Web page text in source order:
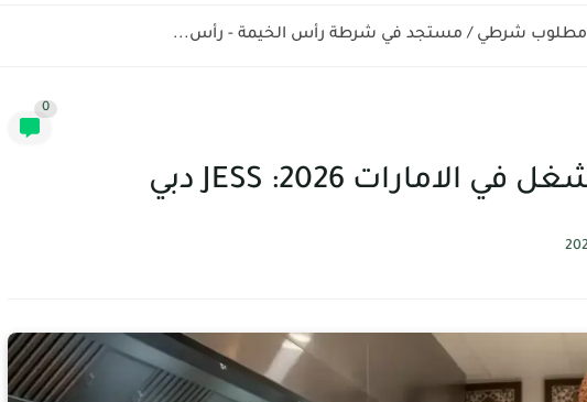
مطلوب شرطي / مستجد في شرطة رأس الخيمة - رأس...
0